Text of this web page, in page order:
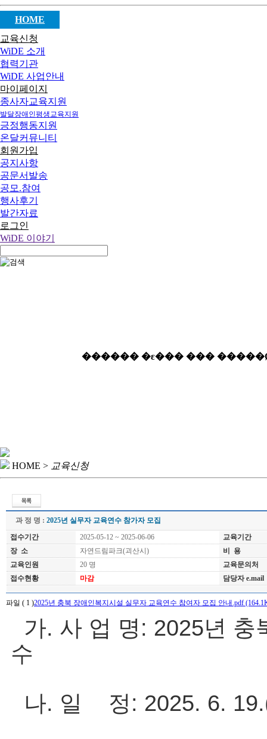
HOME
교육신청
WiDE 소개
협력기관
WiDE 사업안내
마이페이지
종사자교육지원
발달장애인평생교육지원
긍정행동지원
온달커뮤니티
회원가입
공지사항
공문서발송
공모.참여
행사후기
발간자료
로그인
WiDE 이야기
HOME > 교육신청
과 정 명 : 2025년 실무자 교육연수 참가자 모집
접수기간
2025-05-12 ~ 2025-06-06
교육기간
장 소
자연드림파크(괴산시)
비 용
교육인원
20 명
교육문의처
접수현황
마감 담당자 e.mail
파일 ( 1 )2025년 충북 장애인복지시설 실무자 교육연수 참여자 모집 안내.pdf
가. 사 업 명: 2025년 충
수
나. 일 정: 2025. 6.